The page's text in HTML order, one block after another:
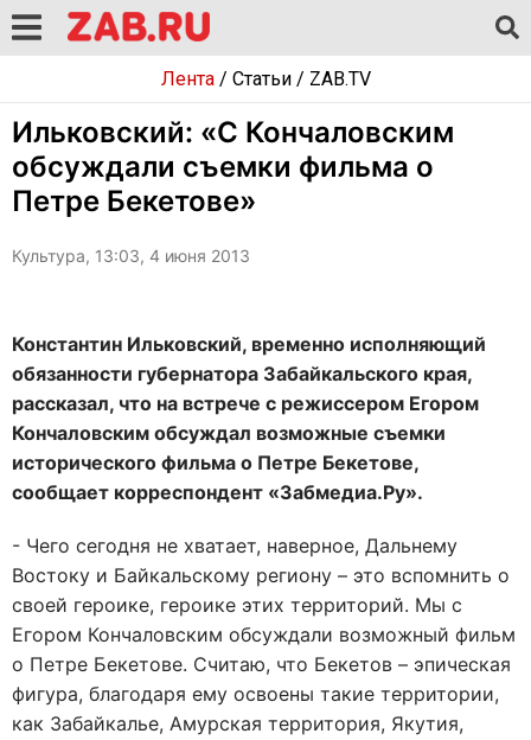
Лента/ Статьи/ ZAB.TV
Ильковский: «С Кончаловским
обсуждали съемки фильма о
Петре Бекетове»
Культура, 13:03, 4 июня 2013
Константин Ильковский, временно исполняющий
обязанности губернатора Забайкальского края,
рассказал, что на встрече с режиссером Егором
Кончаловским обсуждал возможные съемки
исторического фильма о Петре Бекетове,
сообщает корреспондент «Забмедиа.Ру».
- Чего сегодня не хватает, наверное, Дальнему
Востоку и Байкальскому региону – это вспомнить о
своей героике, героике этих территорий. Мы с
Егором Кончаловским обсуждали возможный фильм
о Петре Бекетове. Считаю, что Бекетов – эпическая
фигура, благодаря ему освоены такие территории,
как Забайкалье, Амурская территория, Якутия,